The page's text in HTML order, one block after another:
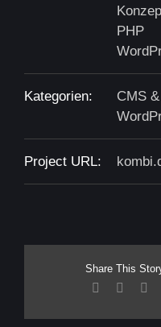
PHP
Kategorien:
CMS
Project URL:
Share This
Facebook